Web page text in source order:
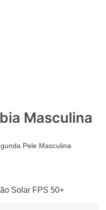
Masculina
Pele Masculina
Solar FPS 50+